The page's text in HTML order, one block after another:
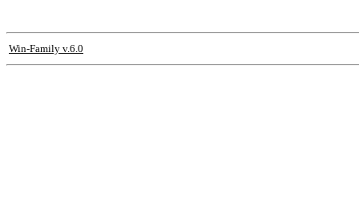
Win-Family v.6.0